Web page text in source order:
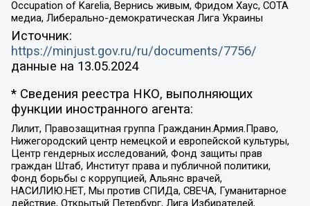
Occupation of Karelia, Вернись живым, Фридом Хаус, СОТА
медиа, Либерально-демократическая Лига Украины
Источник:
https://minjust.gov.ru/ru/documents/7756/
данные на 13.05.2024
* Сведения реестра НКО, выполняющих
функции иностранного агента:
Лилит, Правозащитная группа Гражданин.Армия.Право,
Нижегородский центр немецкой и европейской культуры,
Центр гендерных исследований, Фонд защиты прав
граждан Штаб, Институт права и публичной политики,
Фонд борьбы с коррупцией, Альянс врачей,
НАСИЛИЮ.НЕТ, Мы против СПИДа, СВЕЧА, Гуманитарное
действие, Открытый Петербург, Лига Избирателей,